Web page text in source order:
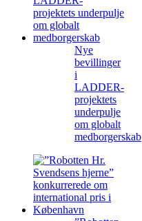
Nye
bevillinger
i
LADDER-
projektets
underpulje
om globalt
medborgerskab